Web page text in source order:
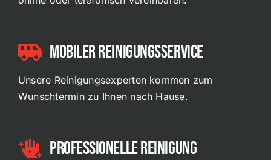
Mobiler Reinigungsservice
Unsere Reinigungsexperten kommen zum
Wunschtermin zu Ihnen nach Hause.
Professionelle Reinigung